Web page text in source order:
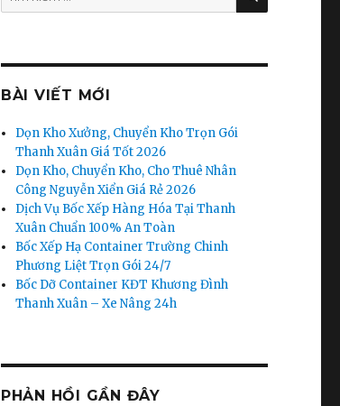
kiếm:
BÀI VIẾT MỚI
Dọn Kho Xưởng, Chuyển Kho Trọn Gói
Thanh Xuân Giá Tốt 2026
Dọn Kho, Chuyển Kho, Cho Thuê Nhân
Công Nguyễn Xiển Giá Rẻ 2026
Dịch Vụ Bốc Xếp Hàng Hóa Tại Thanh
Xuân Chuẩn 100% An Toàn
Bốc Xếp Hạ Container Trường Chinh
Phương Liệt Trọn Gói 24/7
Bốc Dỡ Container KĐT Khương Đình
Thanh Xuân – Xe Nâng 24h
PHẢN HỒI GẦN ĐÂY